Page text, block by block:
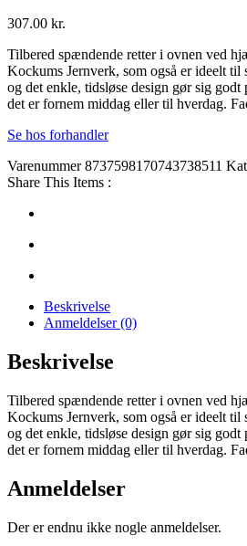
307.00 kr.
Tilbered spændende retter i ovnen ved
Kockums Jernverk, som også er ideelt til
og det enkle, tidsløse design gør sig godt
det er fornem middag eller til hverdag.
Se hos forhandler
Varenummer8737598170743738511
Share This Items :
Beskrivelse
Anmeldelser (0)
Beskrivelse
Tilbered spændende retter i ovnen ved
Kockums Jernverk, som også er ideelt til
og det enkle, tidsløse design gør sig godt
det er fornem middag eller til hverdag.
Anmeldelser
Der er endnu ikke nogle anmeldelser.